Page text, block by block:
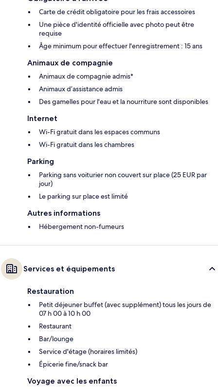
Carte de crédit obligatoire pour les frais accessoires
Une pièce d'identité officielle avec photo peut être
requise
Âge minimum pour effectuer l'enregistrement : 15 ans
Animaux de compagnie
Animaux de compagnie admis*
Animaux d’assistance admis
Des gamelles pour l'eau et la nourriture sont disponibles
Internet
Wi-Fi gratuit dans les espaces communs
Wi-Fi gratuit dans les chambres
Parking
Parking sans voiturier non couvert sur place (25 EUR par
jour)
Le parking sur place est limité
Autres informations
Hébergement non-fumeurs
Services et équipements
Restauration
Petit déjeuner buffet (avec supplément) tous les jours de
07 h 00 à 10 h 00
Restaurant
Bar/lounge
Service d'étage (horaires limités)
Épicerie fine/snack bar
Voyage avec les enfants